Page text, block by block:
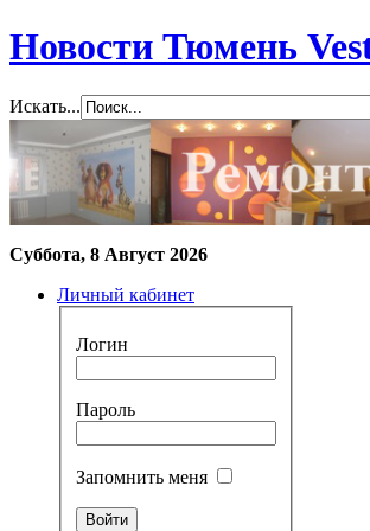
Новости Тюмень
Искать...
Суббота, 8 Август 2026
Личный кабинет
Логин
Пароль
Запомнить меня